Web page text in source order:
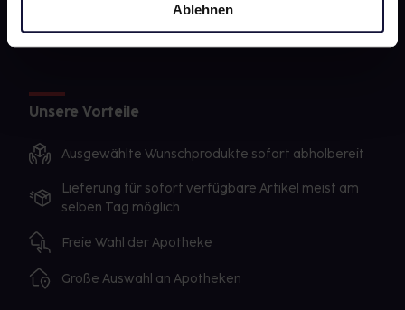
Ablehnen
Unsere Vorteile
Ausgewählte Wunschprodukte sofort abholbereit
Lieferung für sofort verfügbare Artikel meist am
selben Tag möglich
Freie Wahl der Apotheke
Große Auswahl an Apotheken